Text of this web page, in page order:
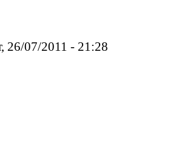
26/07/2011 - 21:28